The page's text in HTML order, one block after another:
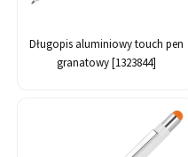
Długopis aluminiowy touch pen
granatowy [1323844]